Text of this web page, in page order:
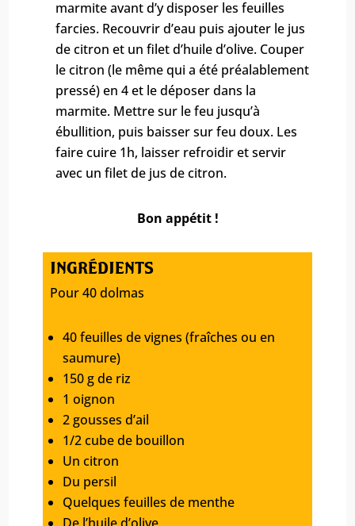
marmite avant d’y disposer les feuilles
farcies. Recouvrir d’eau puis ajouter le jus
de citron et un filet d’huile d’olive. Couper
le citron (le même qui a été préalablement
pressé) en 4 et le déposer dans la
marmite. Mettre sur le feu jusqu’à
ébullition, puis baisser sur feu doux. Les
faire cuire 1h, laisser refroidir et servir
avec un filet de jus de citron.
Bon appétit !
INGRÉDIENTS
Pour 40 dolmas
40 feuilles de vignes (fraîches ou en
saumure)
150 g de riz
1 oignon
2 gousses d’ail
1/2 cube de bouillon
Un citron
Du persil
Quelques feuilles de menthe